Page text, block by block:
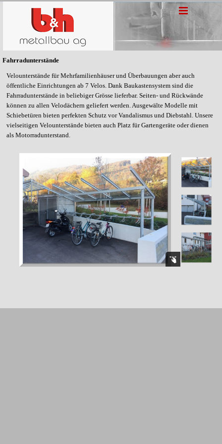
Fahrradunterstände
Velounterstände für Mehrfamilienhäuser und Überbauungen aber auch
öffentliche Einrichtungen ab 7 Velos. Dank Baukastensystem sind die
Fahrradunterstände in beliebiger Grösse lieferbar. Seiten- und Rückwände
können zu allen Velodächern geliefert werden. Ausgewälte Modelle mit
Schiebetüren bieten perfekten Schutz vor Vandalismus und Diebstahl. Unsere
vielseitigen Velounterstände bieten auch Platz für Gartengeräte oder dienen
als Motorradunterstand.